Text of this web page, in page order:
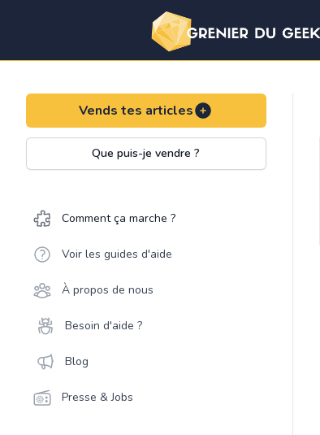
Vends tes articles
Que puis-je vendre ?
Comment ça marche ?
Voir les guides d'aide
À propos de nous
Besoin d'aide ?
Blog
Presse & Jobs